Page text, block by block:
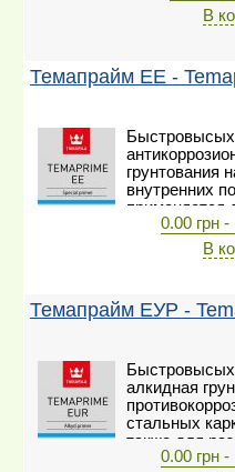
В
Темапрайм ЕЕ -
грунтования
внутренних
применяется
Подходит, в
легко
0.00 грн
В
Темапрайм ЕУР -
алкидная
стальных
также для
прочих0.00 грн